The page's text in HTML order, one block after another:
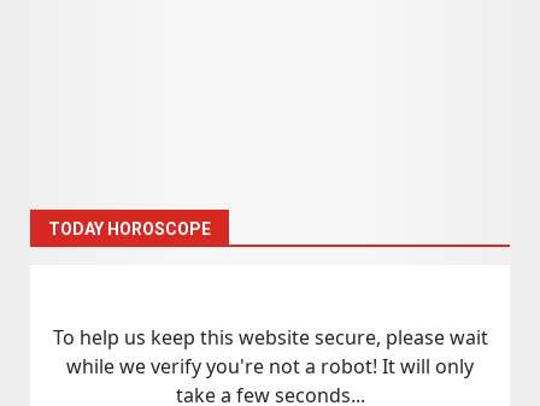
TODAY HOROSCOPE